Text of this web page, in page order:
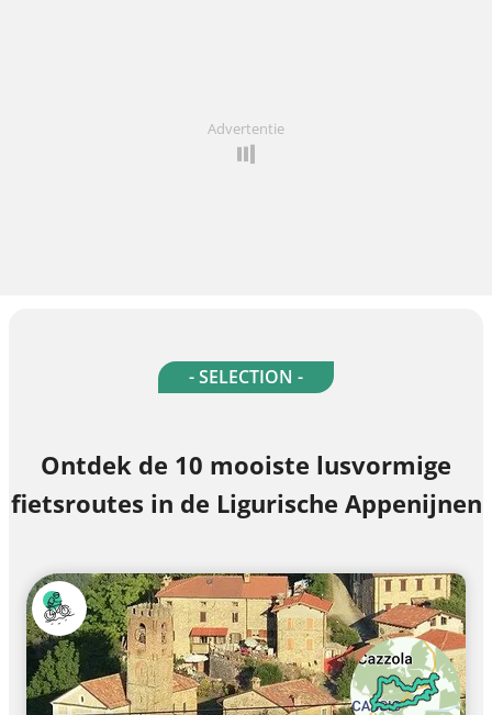
Advertentie
- SELECTION -
Ontdek de 10 mooiste lusvormige
fietsroutes in de Ligurische Appenijnen